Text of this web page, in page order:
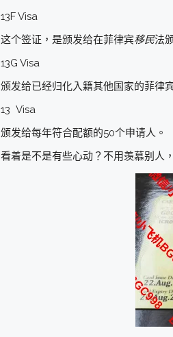
13F Visa
这个签证，是颁发给在菲律宾移民法
13G Visa
颁发给已经归化入籍其他国家的菲律
13 Visa
颁发给每年符合配额的50个申请人。
看着是不是有些心动？不用羡慕别人